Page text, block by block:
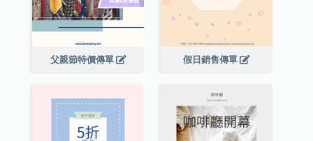
父親節特價傳單 假日銷售傳單